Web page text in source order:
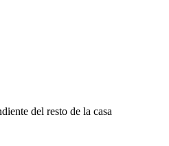
del resto de la casa